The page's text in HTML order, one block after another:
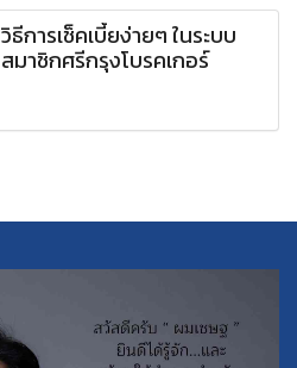
วิธีการเช็คเบี้ยง่ายๆ ในระบบ
สมาชิกศรีกรุงโบรคเกอร์